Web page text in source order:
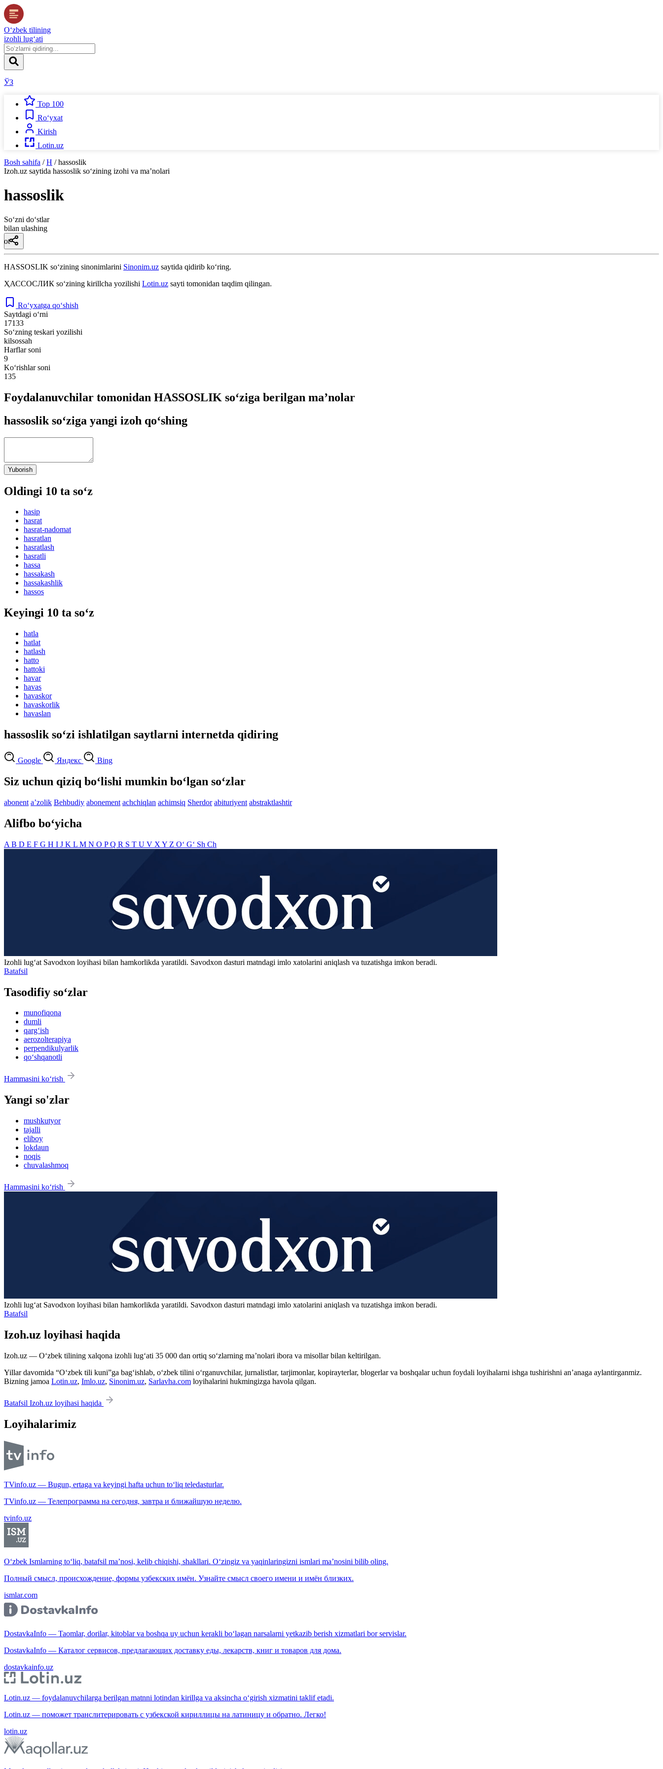
O‘zbek tilining
izohli lug‘ati
ЎЗ
Top 100
Ro‘yxat
Kirish
Lotin.uz
Bosh sahifa / H / hassoslik
Izoh.uz saytida hassoslik so‘zining izohi va ma’nolari
hassoslik
So‘zni do‘stlar
bilan ulashing
ot
HASSOSLIK so‘zining sinonimlarini Sinonim.uz saytida qidirib ko‘ring.
ҲАССОСЛИК so‘zining kirillcha yozilishi Lotin.uz sayti tomonidan taqdim qilingan.
Ro‘yxatga qo‘shish
Saytdagi o‘rni
17133
So‘zning teskari yozilishi
kilsossah
Harflar soni
9
Ko‘rishlar soni
135
Foydalanuvchilar tomonidan HASSOSLIK so‘ziga berilgan ma’nolar
hassoslik so‘ziga yangi izoh qo‘shing
Yuborish
Oldingi 10 ta so‘z
hasip
hasrat
hasrat-nadomat
hasratlan
hasratlash
hasratli
hassa
hassakash
hassakashlik
hassos
Keyingi 10 ta so‘z
hatla
hatlat
hatlash
hatto
hattoki
havar
havas
havaskor
havaskorlik
havaslan
hassoslik so‘zi ishlatilgan saytlarni internetda qidiring
Google Яндекс Bing
Siz uchun qiziq bo‘lishi mumkin bo‘lgan so‘zlar
abonent aʼzolik Behbudiy abonement achchiqlan achimsiq Sherdor abituriyent abstraktlashtir
Alifbo bo‘yicha
A B D E F G H I J K L M N O PQ R S T U V X Y Z O‘ G‘ Sh Ch
Izohli lugʻat Savodxon loyihasi bilan hamkorlikda yaratildi. Savodxon dasturi matndagi imlo xatolarini aniqlash va tuzatishga imkon beradi.
Batafsil
Tasodifiy so‘zlar
munofiqona
dumli
qarg‘ish
aerozolterapiya
perpendikulyarlik
qo‘shqanotli
Hammasini ko‘rish
Yangi so'zlar
mushkutyor
tajalli
eliboy
lokdaun
noqis
chuvalashmoq
Hammasini ko‘rish
Izohli lugʻat Savodxon loyihasi bilan hamkorlikda yaratildi. Savodxon dasturi matndagi imlo xatolarini aniqlash va tuzatishga imkon beradi.
Batafsil
Izoh.uz loyihasi haqida
Izoh.uz — O‘zbek tilining xalqona izohli lug‘ati 35 000 dan ortiq so‘zlarning ma’nolari ibora va misollar bilan keltirilgan.
Yillar davomida “O‘zbek tili kuni”ga bag‘ishlab, o‘zbek tilini o‘rganuvchilar, jurnalistlar, tarjimonlar, kopirayterlar, blogerlar va boshqalar uchun foydali loyihalarni ishga tushirishni an’anaga aylantirganmiz.
Bizning jamoa Lotin.uz, Imlo.uz, Sinonim.uz, Sarlavha.com loyihalarini hukmingizga havola qilgan.
Batafsil Izoh.uz loyihasi haqida
Loyihalarimiz
TVinfo.uz — Bugun, ertaga va keyingi hafta uchun to‘liq teledasturlar.
TVinfo.uz — Телепрограмма на сегодня, завтра и ближайшую неделю.
tvinfo.uz
O‘zbek Ismlarning to‘liq, batafsil ma’nosi, kelib chiqishi, shakllari. O‘zingiz va yaqinlaringizni ismlari ma’nosini bilib oling.
Полный смысл, происхождение, формы узбекских имён. Узнайте смысл своего имени и имён близких.
ismlar.com
DostavkaInfo — Taomlar, dorilar, kitoblar va boshqa uy uchun kerakli bo‘lagan narsalarni yetkazib berish xizmatlari bor servislar.
DostavkaInfo — Каталог сервисов, предлагающих доставку еды, лекарств, книг и товаров для дома.
dostavkainfo.uz
Lotin.uz — foydalanuvchilarga berilgan matnni lotindan kirillga va aksincha o‘girish xizmatini taklif etadi.
Lotin.uz — поможет транслитерировать с узбекской кириллицы на латиницу и обратно. Легко!
lotin.uz